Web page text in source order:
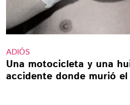
ADIÓS
Una motocicleta y una
accidente donde murió